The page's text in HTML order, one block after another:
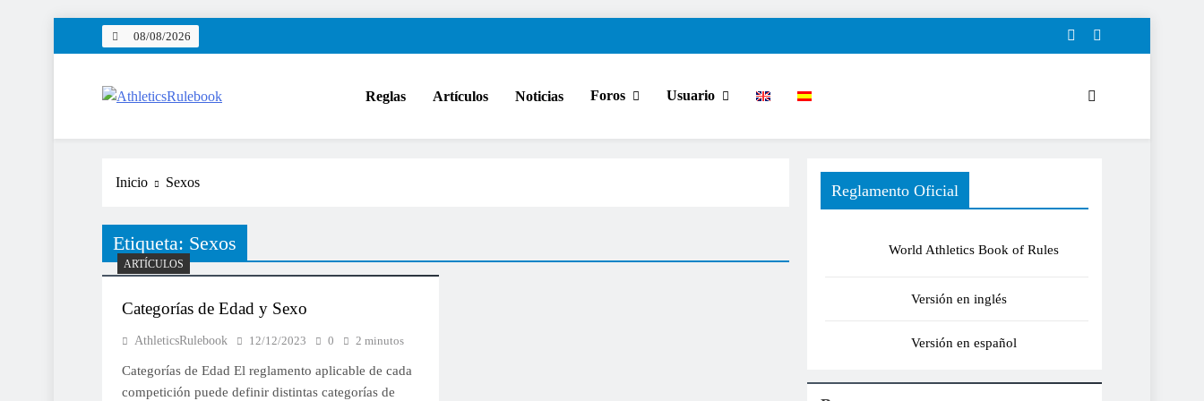
08/08/2026
Reglas Artículos Noticias Foros Usuario
Inicio Sexos
Etiqueta: Sexos
ARTÍCULOS
Categorías de Edad y Sexo
AthleticsRulebook 12/12/2023 0 2 minutos
Categorías de Edad El reglamento aplicable de cada
competición puede definir distintas categorías de
Reglamento Oficial
World Athletics Book of Rules
Versión en inglés
Versión en español